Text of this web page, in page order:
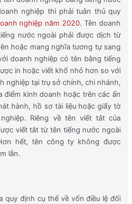
nghiệp thì phải tuân thủ quy
nghiệp năm 2020. Tên doanh
nước ngoài phải được dịch từ
hoặc mang nghĩa tương tự sang
doanh nghiệp có tên bằng tiếng
in hoặc viết khổ nhỏ hơn so với
nghiệp tại trụ sở chính, chi nhánh,
điểm kinh doanh hoặc trên các ấn
hành, hồ sơ tài liệu hoặc giấy tờ
Riêng về tên viết tắt của
viết tắt từ tên tiếng nước ngoài
hết, tên công ty không được
lẫn.
quy định cụ thể về vốn điều lệ đối